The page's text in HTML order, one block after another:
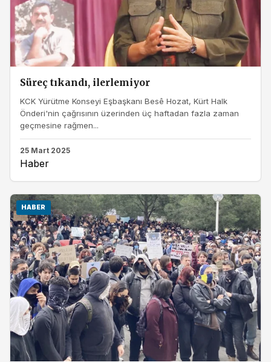
Süreç tıkandı, ilerlemiyor
KCK Yürütme Konseyi Eşbaşkanı Besê Hozat, Kürt Halk
Önderi'nin çağrısının üzerinden üç haftadan fazla zaman
geçmesine rağmen...
25 Mart 2025
Haber
HABER